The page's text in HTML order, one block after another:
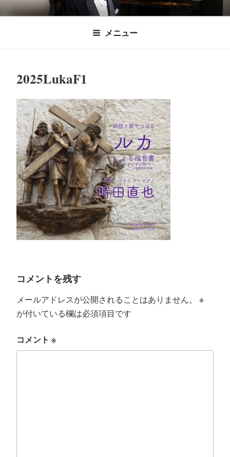
コ
時田直也 声楽
歌うことは希望を語ること、生きることは喜
びも悲しみもわかちあうことかけがえのない
メニュー
2025LukaF1
コメントを残す
メールアドレスが公開されることはありません。
※
が付いている欄は必須項目です
コメント ※